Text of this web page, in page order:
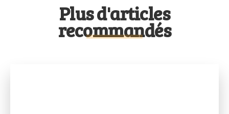
Plus d'articles
recommandés